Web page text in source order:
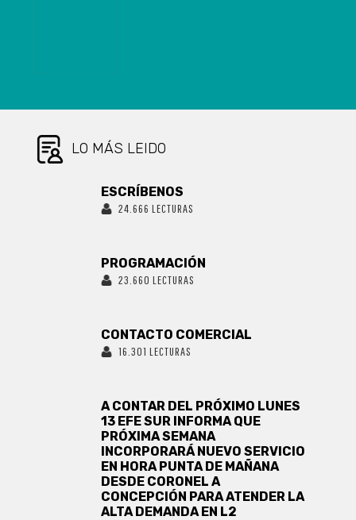
LO MÁS LEIDO
ESCRÍBENOS
24.666 LECTURAS
PROGRAMACIÓN
23.660 LECTURAS
CONTACTO COMERCIAL
16.301 LECTURAS
A CONTAR DEL PRÓXIMO LUNES
13 EFE SUR INFORMA QUE
PRÓXIMA SEMANA
INCORPORARÁ NUEVO SERVICIO
EN HORA PUNTA DE MAÑANA
DESDE CORONEL A
CONCEPCIÓN PARA ATENDER LA
ALTA DEMANDA EN L2